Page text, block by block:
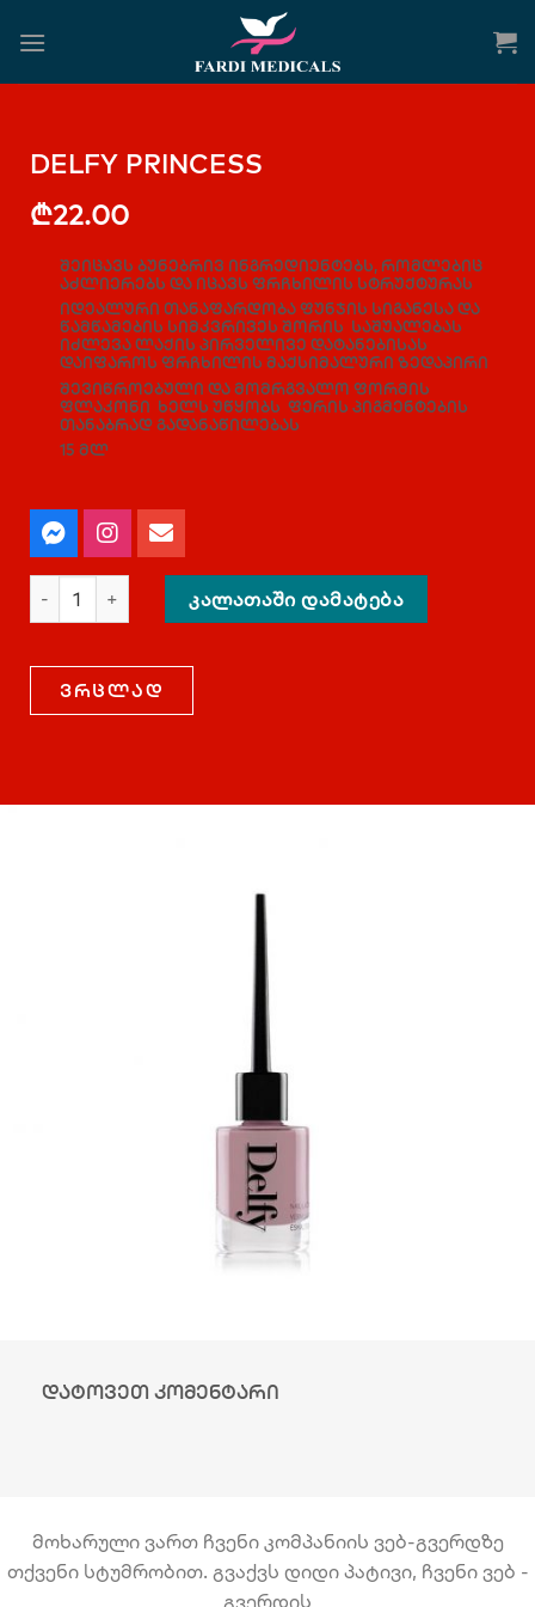
DELFY PRINCESS
₾22.00
შეიცავს ბუნებრივ ინგრედიენტებს, რომლებიც
აძლიერებს და იცავს ფრჩხილის სტრუქტურას
იდეალური თანაფარდობა ფუნჯის სიგანესა და
წამწამების სიმკვრივეს შორის საშუალებას
იძლევა ლაქის პირველივე დატანებისას
დაიფაროს ფრჩხილის მაქსიმალური ზედაპირი
შევიწროებული და მომრგვალო ფორმის
ფლაკონი ხელს უწყობს ფერის პიგმენტების
თანაბრად გადანაწილებას
15 მლ
ᲙᲐᲚᲐᲗᲐᲨᲘ ᲓᲐᲛᲐᲢᲔᲑᲐ
ვრცლად
დატოვეთ კომენტარი
მოხარული ვართ ჩვენი კომპანიის ვებ-გვერდზე
თქვენი სტუმრობით. გვაქვს დიდი პატივი, ჩვენი ვებ -
გვერდის